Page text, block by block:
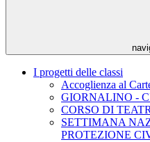
I progetti delle classi
Accoglienza al
GIORNALINO -
CORSO DI
SETTIMANA
PROTEZIONE